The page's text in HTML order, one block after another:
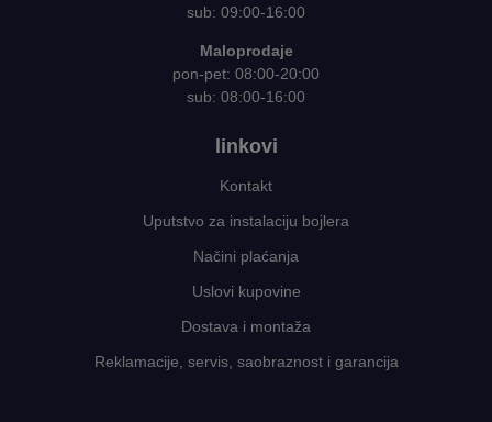
sub: 09:00-16:00
Maloprodaje
pon-pet: 08:00-20:00
sub: 08:00-16:00
linkovi
Kontakt
Uputstvo za instalaciju bojlera
Načini plaćanja
Uslovi kupovine
Dostava i montaža
Reklamacije, servis, saobraznost i garancija